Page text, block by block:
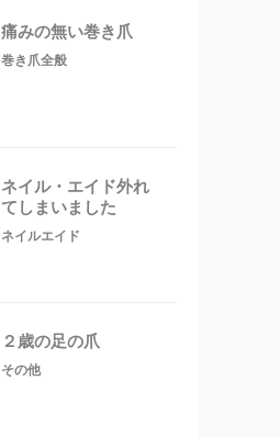
痛みの無い巻き爪
巻き爪全般
ネイル・エイド外れ
てしまいました
ネイルエイド
２歳の足の爪
その他